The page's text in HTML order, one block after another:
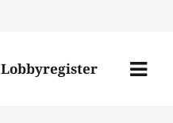
Lobbyregister
Menü